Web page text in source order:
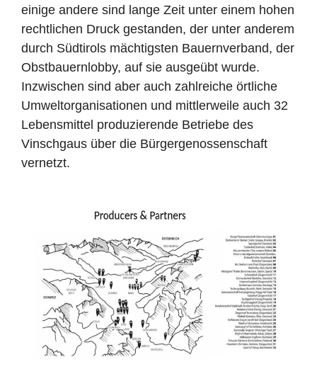
einige andere sind lange Zeit unter einem hohen
rechtlichen Druck gestanden, der unter anderem
durch Südtirols mächtigsten Bauernverband, der
Obstbauernlobby, auf sie ausgeübt wurde.
Inzwischen sind aber auch zahlreiche örtliche
Umweltorganisationen und mittlerweile auch 32
Lebensmittel produzierende Betriebe des
Vinschgaus über die Bürgergenossenschaft
vernetzt.